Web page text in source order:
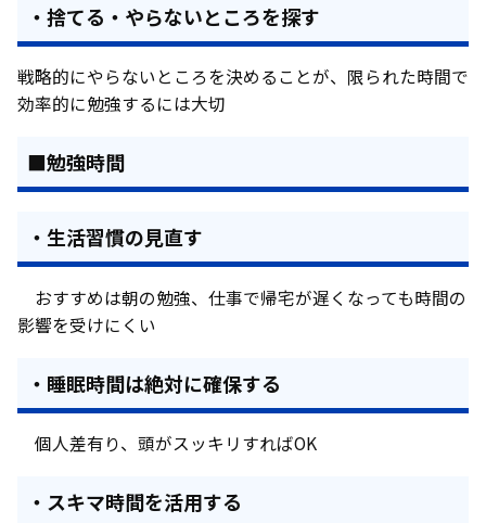
・捨てる・やらないところを探す
戦略的にやらないところを決めることが、限られた時間で
効率的に勉強するには大切
■勉強時間
・生活習慣の見直す
おすすめは朝の勉強、仕事で帰宅が遅くなっても時間の
影響を受けにくい
・睡眠時間は絶対に確保する
個人差有り、頭がスッキリすればOK
・スキマ時間を活用する